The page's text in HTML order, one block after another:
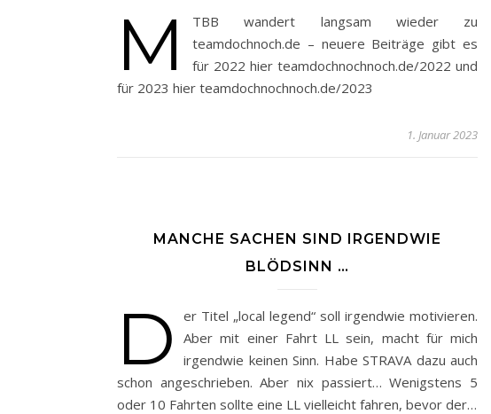
M
TBB wandert langsam wieder zu
teamdochnoch.de – neuere Beiträge gibt es
für 2022 hier teamdochnochnoch.de/2022 und
für 2023 hier teamdochnochnoch.de/2023
1. Januar 2023
MANCHE SACHEN SIND IRGENDWIE
BLÖDSINN …
D
er Titel „local legend“ soll irgendwie motivieren.
Aber mit einer Fahrt LL sein, macht für mich
irgendwie keinen Sinn. Habe STRAVA dazu auch
schon angeschrieben. Aber nix passiert… Wenigstens 5
oder 10 Fahrten sollte eine LL vielleicht fahren, bevor der…